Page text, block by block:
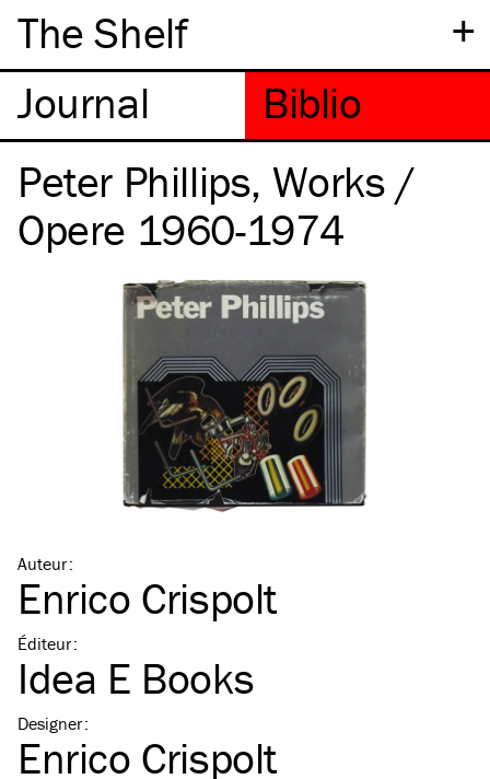
+
The Shelf
Peter Phillips, Works /
Opere 1960-1974
Auteur:
Enrico Crispolt
Éditeur:
Idea E Books
Designer:
Enrico Crispolt